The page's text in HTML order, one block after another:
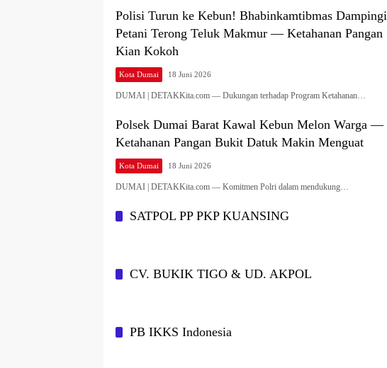
Polisi Turun ke Kebun! Bhabinkamtibmas Dampingi
Petani Terong Teluk Makmur — Ketahanan Pangan
Kian Kokoh
Kota Dumai 18 Juni 2026
DUMAI | DETAKKita.com — Dukungan terhadap Program Ketahanan…
Polsek Dumai Barat Kawal Kebun Melon Warga —
Ketahanan Pangan Bukit Datuk Makin Menguat
Kota Dumai 18 Juni 2026
DUMAI | DETAKKita.com — Komitmen Polri dalam mendukung…
SATPOL PP PKP KUANSING
CV. BUKIK TIGO & UD. AKPOL
PB IKKS Indonesia